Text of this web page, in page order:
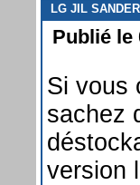
LG JIL
Publié le
Si vous
sachez
version